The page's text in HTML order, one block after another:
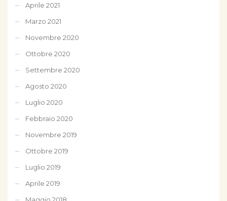
Aprile 2021
Marzo 2021
Novembre 2020
Ottobre 2020
Settembre 2020
Agosto 2020
Luglio 2020
Febbraio 2020
Novembre 2019
Ottobre 2019
Luglio 2019
Aprile 2019
Maggio 2018